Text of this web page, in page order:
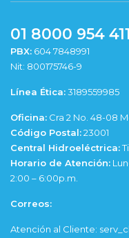
01 8000 954 411
PBX: 604 7848991
Nit: 800175746-9
Línea Ética:3189559985
Oficina: Cra 2 No. 48-08
Código Postal:23001
Central Hidroeléctrica:
Horario de Atención:
2:00 – 6:00p.m.
Correos:
Atención al Cliente: